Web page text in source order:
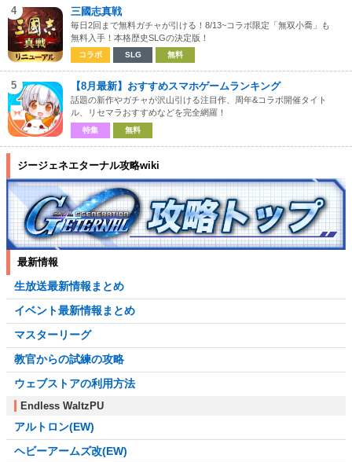
4 三國志真戦
毎日2回まで無料ガチャが引ける！8/13~コラボ限定「無双小喬」も
無料入手！本格歴史SLGの決定版！
コラボ SLG 無料
5 【8月最新】おすすめスマホゲームランキング
話題の新作やガチャが沢山引ける注目作、周年&コラボ開催タイト
ル、リセマラおすすめなどを完全網羅！
特集 無料
ジージェネエターナル攻略wiki
最新情報
生放送最新情報まとめ
イベント最新情報まとめ
マスターリーグ
教官からの試練の攻略
ウェブストアの利用方法
Endless WaltzPU
アルトロン(EW)
ヘビーアームズ改(EW)